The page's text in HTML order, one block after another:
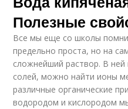
Полезные
Все мы еще со школы
предельно проста, но на
сложнейший раствор. В ней
солей, можно найти ионы
различные органические
водородом и кислородом